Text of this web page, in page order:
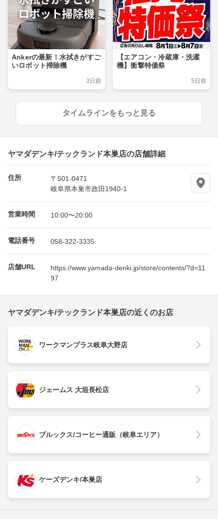
Ankerの最新！水拭きがすご
いロボット掃除機
3日前
【エアコン・冷蔵庫・洗濯
機】衝撃特価祭
5日前
タイムラインをもっと見る
ヤマダデンキ/テックランド本巣店の店舗詳細
住所
〒501-0471
岐阜県本巣市政田1940-1
営業時間 10:00〜20:00
電話番号 058-322-3335
店舗URL
https://www.yamada-denki.jp/store/contents/?d=11
97
ヤマダデンキ/テックランド本巣店の近くのお店
ワークマンプラス岐阜大野店
ジェームス 大垣長松店
ブルックス/コーヒー通販（岐阜エリア）
ケーズデンキ/本巣店